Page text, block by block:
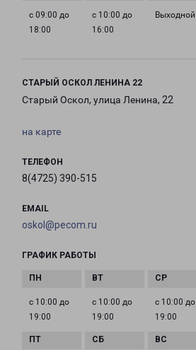
с 09:00 до
18:00
с 10:00 до
16:00
Выходной
СТАРЫЙ ОСКОЛ ЛЕНИНА 22
Старый Оскол, улица Ленина, 22
на карте
ТЕЛЕФОН
8(4725) 390-515
EMAIL
oskol@pecom.ru
ГРАФИК РАБОТЫ
с 10:00 до
19:00
с 10:00 до
19:00
с 10:00 до
19:00